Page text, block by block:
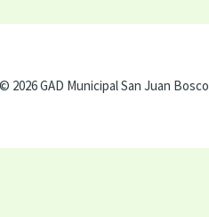
2026 GAD Municipal San Juan Bosco